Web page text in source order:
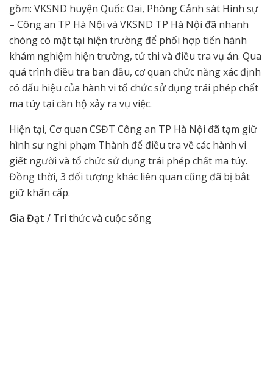
gồm: VKSND huyện Quốc Oai, Phòng Cảnh sát Hình sự
– Công an TP Hà Nội và VKSND TP Hà Nội đã nhanh
chóng có mặt tại hiện trường để phối hợp tiến hành
khám nghiệm hiện trường, tử thi và điều tra vụ án. Qua
quá trình điều tra ban đầu, cơ quan chức năng xác định
có dấu hiệu của hành vi tổ chức sử dụng trái phép chất
ma túy tại căn hộ xảy ra vụ việc.
Hiện tại, Cơ quan CSĐT Công an TP Hà Nội đã tạm giữ
hình sự nghi phạm Thành để điều tra về các hành vi
giết người và tổ chức sử dụng trái phép chất ma túy.
Đồng thời, 3 đối tượng khác liên quan cũng đã bị bắt
giữ khẩn cấp.
Gia Đạt / Tri thức và cuộc sống